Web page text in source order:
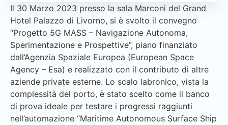
Il 30 Marzo 2023 presso la sala Marconi del Grand
Hotel Palazzo di Livorno, si è svolto il convegno
“Progetto 5G MASS – Navigazione Autonoma,
Sperimentazione e Prospettive”, piano finanziato
dall’Agenzia Spaziale Europea (European Space
Agency – Esa) e realizzato con il contributo di altre
aziende private esterne. Lo scalo labronico, vista la
complessità del porto, è stato scelto come il banco
di prova ideale per testare i progressi raggiunti
nell’automazione “Maritime Autonomous Surface Ship